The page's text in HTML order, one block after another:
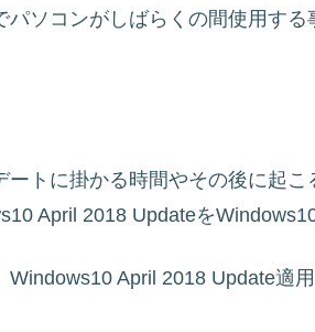
パソコンがしばらくの間使用す
ートに掛かる時間やその後に起
April 2018 Updateを
Windows10 April 2018 Update適